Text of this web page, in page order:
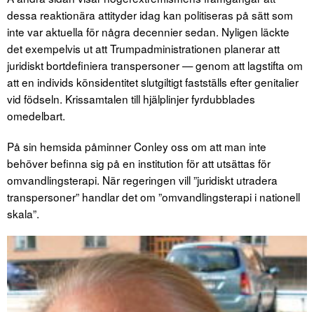
dessa reaktionära attityder idag kan politiseras på sätt som
inte var aktuella för några decennier sedan. Nyligen läckte
det exempelvis ut att Trumpadministrationen planerar att
juridiskt bortdefiniera transpersoner — genom att lagstifta om
att en individs könsidentitet slutgiltigt fastställs efter genitalier
vid födseln. Krissamtalen till hjälplinjer fyrdubblades
omedelbart.
På sin hemsida påminner Conley oss om att man inte
behöver befinna sig på en institution för att utsättas för
omvandlingsterapi. När regeringen vill ”juridiskt utradera
transpersoner” handlar det om ”omvandlingsterapi i nationell
skala”.